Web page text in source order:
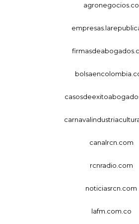
agronegocios.co
canalrcn.com
rcnradio.com
noticiasrcn.com
lafm.com.co